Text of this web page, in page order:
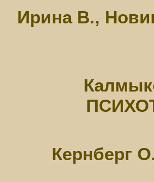
Ирина В.,
Кернберг